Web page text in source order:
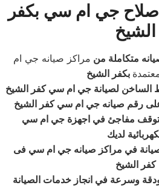
جي ام سي بكفر
الشيخ
متكاملة من مراكز صيانه جي ام
بكفر الشيخ
على رقم صيانه جي ام سي كفر الشيخ
مفاجئ في اجهزة جي ام سي
لديك
في مراكز صيانهجي ام سي فى
كفر الشيخ